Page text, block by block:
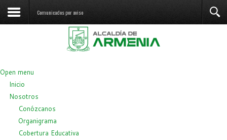
Comunicados por aviso
Open menu
Inicio
Nosotros
Conózcanos
Organigrama
Cobertura Educativa